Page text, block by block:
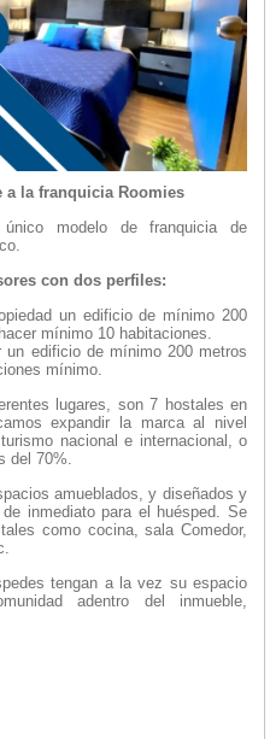
a la franquicia Roomies
modelo de franquicia de
con dos perfiles:
un edificio de mínimo 200
mínimo 10 habitaciones.
un edificio de mínimo 200 metros
mínimo.
lugares, son 7 hostales en
expandir la marca al nivel
nacional e internacional, o
del 70%.
amueblados, y diseñados y
inmediato para el huésped. Se
como cocina, sala Comedor,
tengan a la vez su espacio
adentro del inmueble,